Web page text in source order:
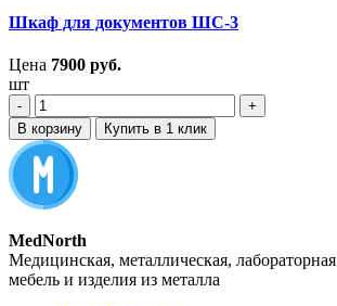
Шкаф для документов ШС-3
Цена 7900 руб.
шт
‐
+
В корзину
Купить в 1 клик
MedNorth
Медицинская, металлическая, лабораторная
мебель и изделия из металла